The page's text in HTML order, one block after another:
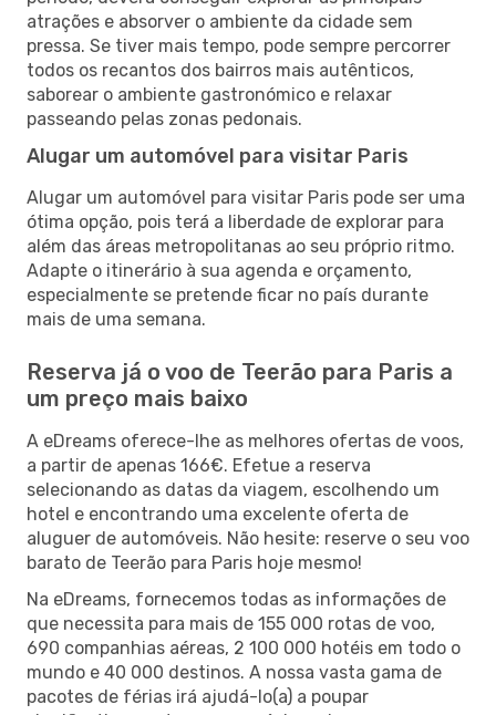
atrações e absorver o ambiente da cidade sem
pressa. Se tiver mais tempo, pode sempre percorrer
todos os recantos dos bairros mais autênticos,
saborear o ambiente gastronómico e relaxar
passeando pelas zonas pedonais.
Alugar um automóvel para visitar Paris
Alugar um automóvel para visitar Paris pode ser uma
ótima opção, pois terá a liberdade de explorar para
além das áreas metropolitanas ao seu próprio ritmo.
Adapte o itinerário à sua agenda e orçamento,
especialmente se pretende ficar no país durante
mais de uma semana.
Reserva já o voo de Teerão para Paris a
um preço mais baixo
A eDreams oferece-lhe as melhores ofertas de voos,
a partir de apenas 166€. Efetue a reserva
selecionando as datas da viagem, escolhendo um
hotel e encontrando uma excelente oferta de
aluguer de automóveis. Não hesite: reserve o seu voo
barato de Teerão para Paris hoje mesmo!
Na eDreams, fornecemos todas as informações de
que necessita para mais de 155 000 rotas de voo,
690 companhias aéreas, 2 100 000 hotéis em todo o
mundo e 40 000 destinos. A nossa vasta gama de
pacotes de férias irá ajudá-lo(a) a poupar